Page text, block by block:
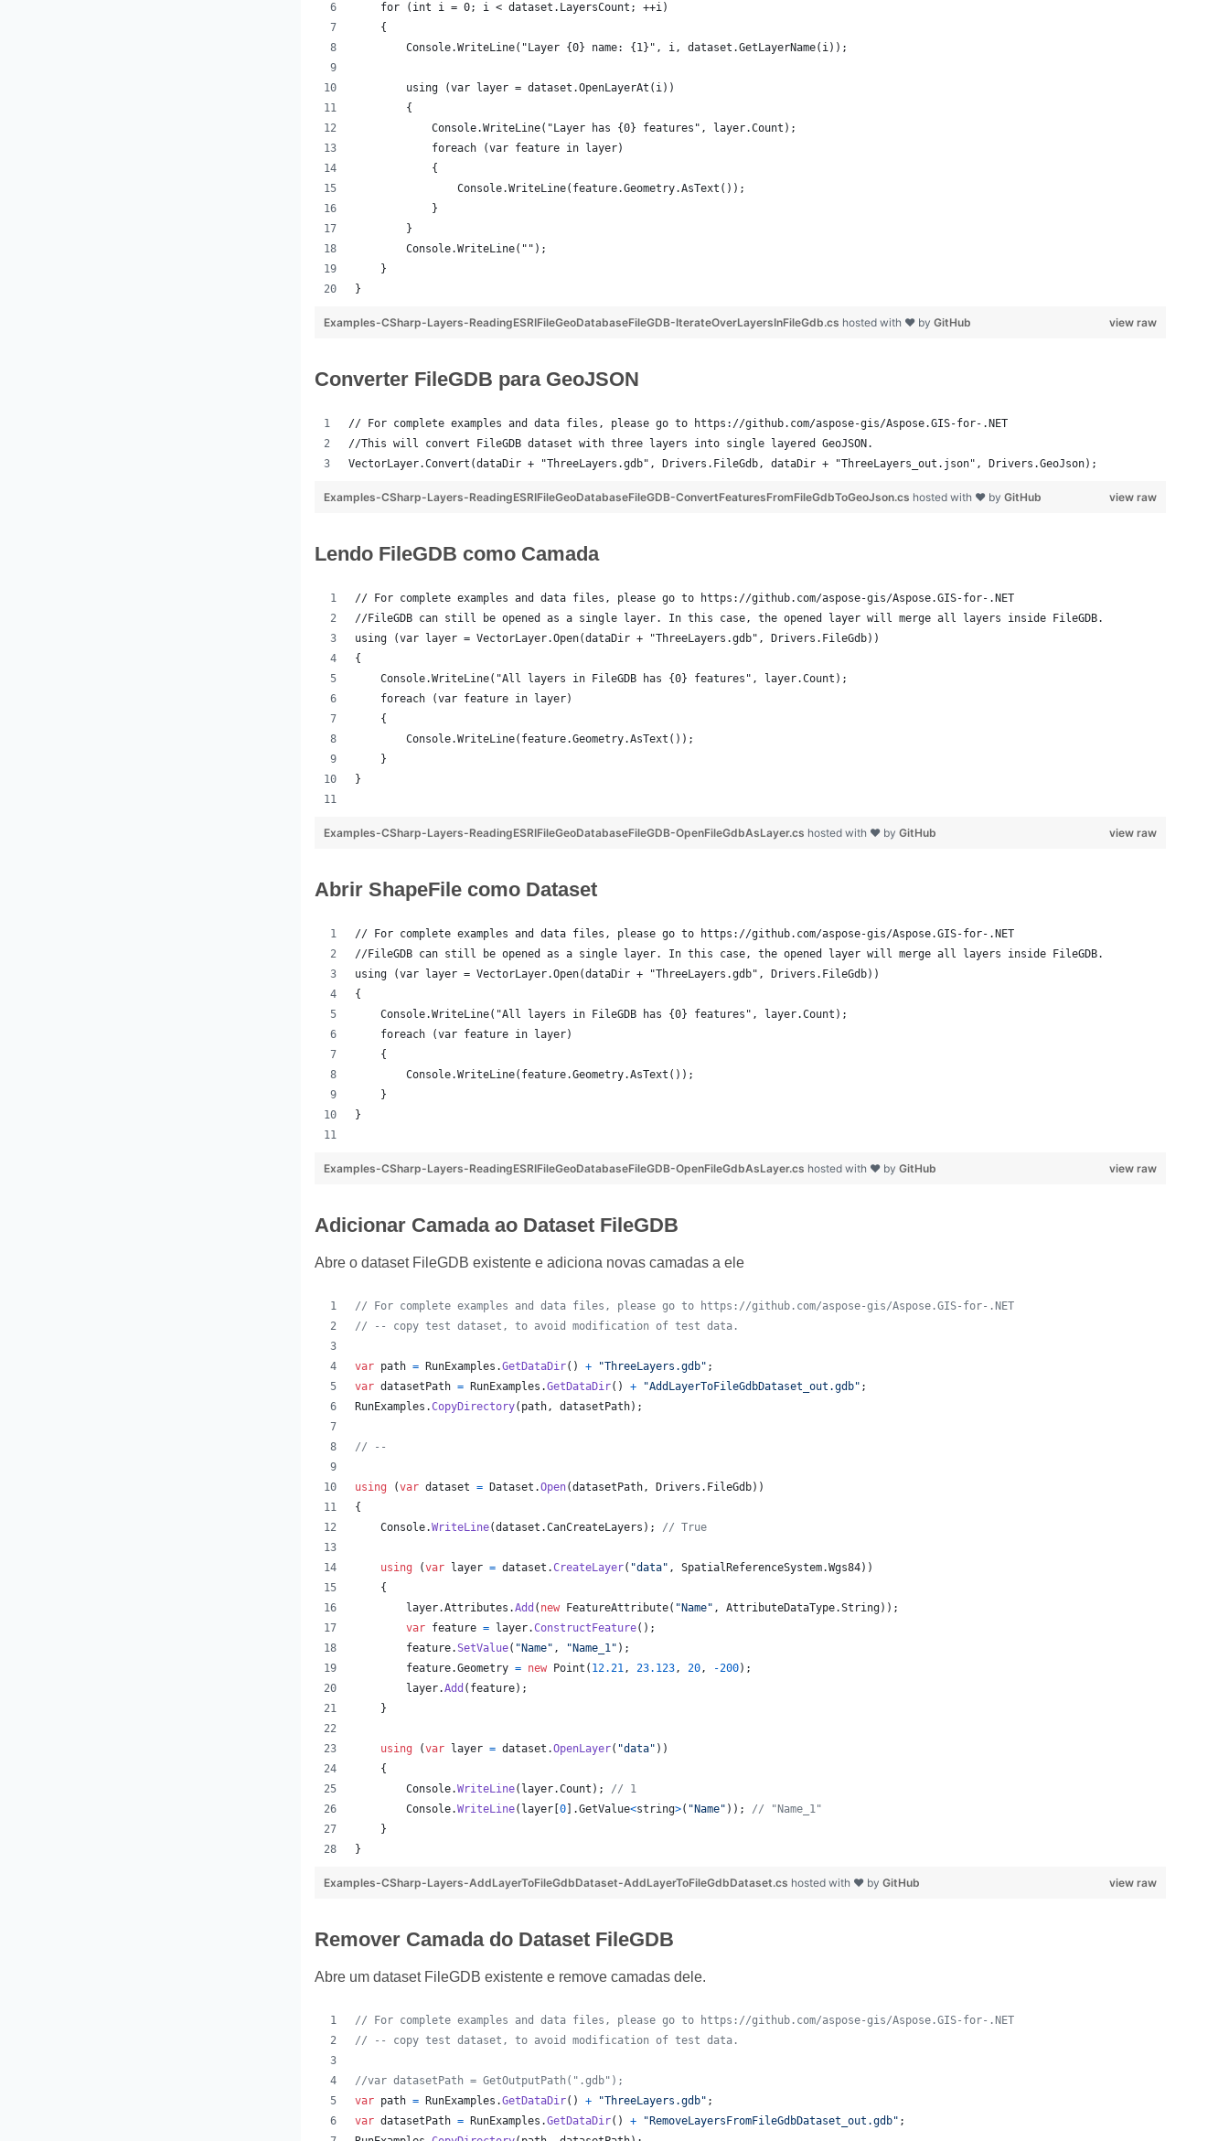
    for (int i = 0; i < dataset.LayersCount; ++i)
    {
        Console.WriteLine("Layer {0} name: {1}", i, dataset.GetLayerName(i));
        using (var layer = dataset.OpenLayerAt(i))
        {
            Console.WriteLine("Layer has {0} features", layer.Count);
            foreach (var feature in layer)
            {
                Console.WriteLine(feature.Geometry.AsText());
            }
        }
        Console.WriteLine("");
    }
}
view raw
Examples-CSharp-Layers-ReadingESRIFileGeoDatabaseFileGDB-IterateOverLayersInFileGdb.cs hosted with ❤ by GitHub
Converter FileGDB para GeoJSON
// For complete examples and data files, please go to https://github.com/aspose-gis/Aspose.GIS-for-.NET
//This will convert FileGDB dataset with three layers into single layered GeoJSON.
VectorLayer.Convert(dataDir + "ThreeLayers.gdb", Drivers.FileGdb, dataDir + "ThreeLayers_out.json", Drivers.GeoJson);
view raw
Examples-CSharp-Layers-ReadingESRIFileGeoDatabaseFileGDB-ConvertFeaturesFromFileGdbToGeoJson.cs hosted with ❤ by GitHub
Lendo FileGDB como Camada
// For complete examples and data files, please go to https://github.com/aspose-gis/Aspose.GIS-for-.NET
//FileGDB can still be opened as a single layer. In this case, the opened layer will merge all layers inside FileGDB.
using (var layer = VectorLayer.Open(dataDir + "ThreeLayers.gdb", Drivers.FileGdb))
{
    Console.WriteLine("All layers in FileGDB has {0} features", layer.Count);
    foreach (var feature in layer)
    {
        Console.WriteLine(feature.Geometry.AsText());
    }
}
view raw
Examples-CSharp-Layers-ReadingESRIFileGeoDatabaseFileGDB-OpenFileGdbAsLayer.cs hosted with ❤ by GitHub
Abrir ShapeFile como Dataset
// For complete examples and data files, please go to https://github.com/aspose-gis/Aspose.GIS-for-.NET
//FileGDB can still be opened as a single layer. In this case, the opened layer will merge all layers inside FileGDB.
using (var layer = VectorLayer.Open(dataDir + "ThreeLayers.gdb", Drivers.FileGdb))
{
    Console.WriteLine("All layers in FileGDB has {0} features", layer.Count);
    foreach (var feature in layer)
    {
        Console.WriteLine(feature.Geometry.AsText());
    }
}
view raw
Examples-CSharp-Layers-ReadingESRIFileGeoDatabaseFileGDB-OpenFileGdbAsLayer.cs hosted with ❤ by GitHub
Adicionar Camada ao Dataset FileGDB
Abre o dataset FileGDB existente e adiciona novas camadas a ele
// For complete examples and data files, please go to https://github.com/aspose-gis/Aspose.GIS-for-.NET
// -- copy test dataset, to avoid modification of test data.
var path = RunExamples .GetDataDir( ) + "ThreeLayers.gdb" ;
var datasetPath = RunExamples .GetDataDir( ) + "AddLayerToFileGdbDataset_out.gdb" ;
RunExamples .CopyDirectory( path, datasetPath) ;
// --
using (var dataset = Dataset .Open(datasetPath, Drivers . FileGdb) )
{
Console.WriteLine(dataset .CanCreateLayers ) ; // True
using (var layer = dataset .CreateLayer( "data" , SpatialReferenceSystem.Wgs84) )
{
layer.Attributes .Add ( new FeatureAttribute( "Name" , AttributeDataType.String) ) ;
var
feature = layer.ConstructFeature( ) ;
feature.SetValue( "Name" , "Name_1" ) ;
feature.Geometry = new Point ( 12.21, 23.123, 20, -200) ;
layer.Add ( feature) ;
}
using (var layer = dataset .OpenLayer( "data" ) )
{
Console.WriteLine( layer.Count ) ;
// 1
Console.WriteLine( layer[ 0] .GetValue<string>( "Name" ) ) ;
// "Name_1"
}
}
view raw
Examples-CSharp-Layers-AddLayerToFileGdbDataset-AddLayerToFileGdbDataset.cs hosted with ❤ by GitHub
Remover Camada do Dataset FileGDB
Abre um dataset FileGDB existente e remove camadas dele.
// For complete examples and data files, please go to https://github.com/aspose-gis/Aspose.GIS-for-.NET
// -- copy test dataset, to avoid modification of test data.
//var datasetPath = GetOutputPath(".gdb");
var
path = RunExamples .GetDataDir( ) + "ThreeLayers.gdb" ;
var datasetPath = RunExamples .GetDataDir( ) + "RemoveLayersFromFileGdbDataset_out.gdb" ;